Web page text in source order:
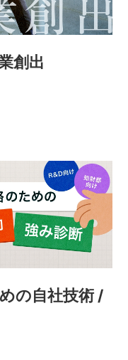
創出
の自社技術 /